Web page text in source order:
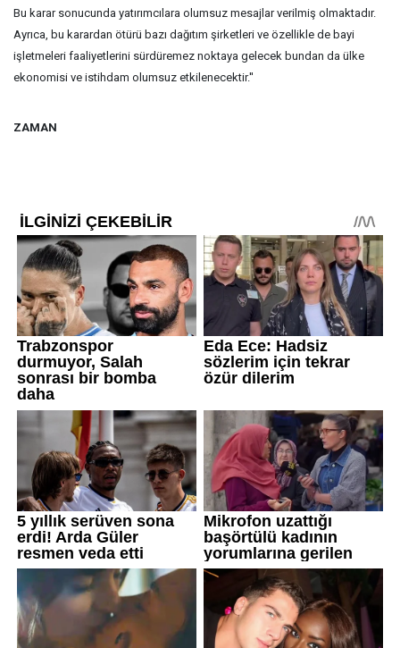
Bu karar sonucunda yatırımcılara olumsuz mesajlar verilmiş olmaktadır.
Ayrıca, bu karardan ötürü bazı dağıtım şirketleri ve özellikle de bayi
işletmeleri faaliyetlerini sürdüremez noktaya gelecek bundan da ülke
ekonomisi ve istihdam olumsuz etkilenecektir.''
ZAMAN